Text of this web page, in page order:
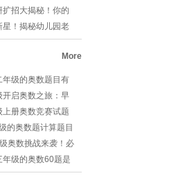
？如何快速找
扩招大揭秘！你的
会就在眼前！
星！揭秘幼儿园老
语沟通魔法📚
More
年级的奥数题目有
如何提升孩子的数
？快来收藏吧！🎉
开启奥数之旅：早
，未来无限可能!
上册奥数竞赛试题
？🤔如何提升孩子
思维能力？🔥快来
的奥数题计算题目
？🤔如何提升孩子
思维能力？快来收
奥数挑战来袭！必
难题集锦🔥
年级的奥数60题是
🤔学霸都在刷哪些